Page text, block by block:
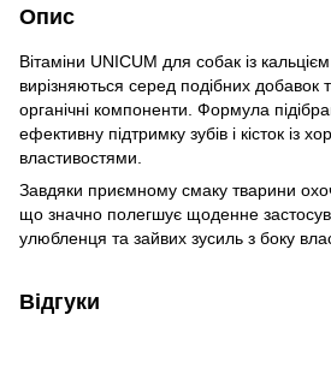
Опис
Вітаміни UNICUM для собак із
вирізняються серед подібних
органічні компоненти. Формула
ефективну підтримку зубів і кісток із
властивостями.
Завдяки приємному смаку тварини
що значно полегшує щоденне
улюбленця та зайвих зусиль з боку
Відгуки